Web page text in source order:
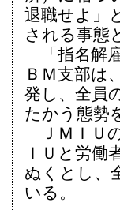
退職せよ」
される事態
「指名解
ＢＭ支部は
発し、全員
たかう態勢
ＪＭＩＵ
ＩＵと労
ぬくとし、
いる。